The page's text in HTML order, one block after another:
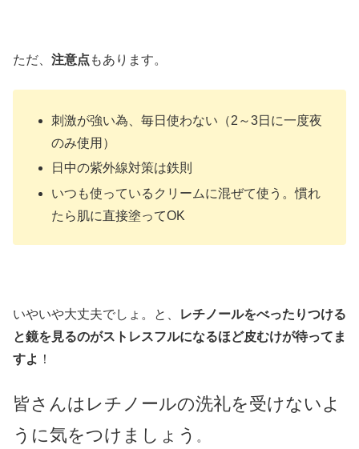
ただ、 注意点 もあります。
刺激が強い為、毎日使わない（2～3日に一度夜
のみ使用）
日中の紫外線対策は鉄則
いつも使っているクリームに混ぜて使う。慣れ
たら肌に直接塗ってOK
いやいや大丈夫でしょ。と、
レチノールをべったりつける
と鏡を見るのがストレスフルになるほど皮むけが待ってま
すよ ！
皆さんはレチノールの洗礼を受けないよ
うに気をつけましょう 。